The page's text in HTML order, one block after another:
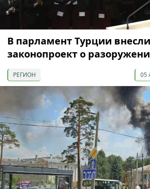
В парламент Турции внесли
законопроект о
РЕГИОН 05